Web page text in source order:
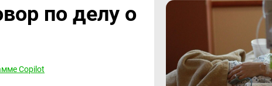
по делу о